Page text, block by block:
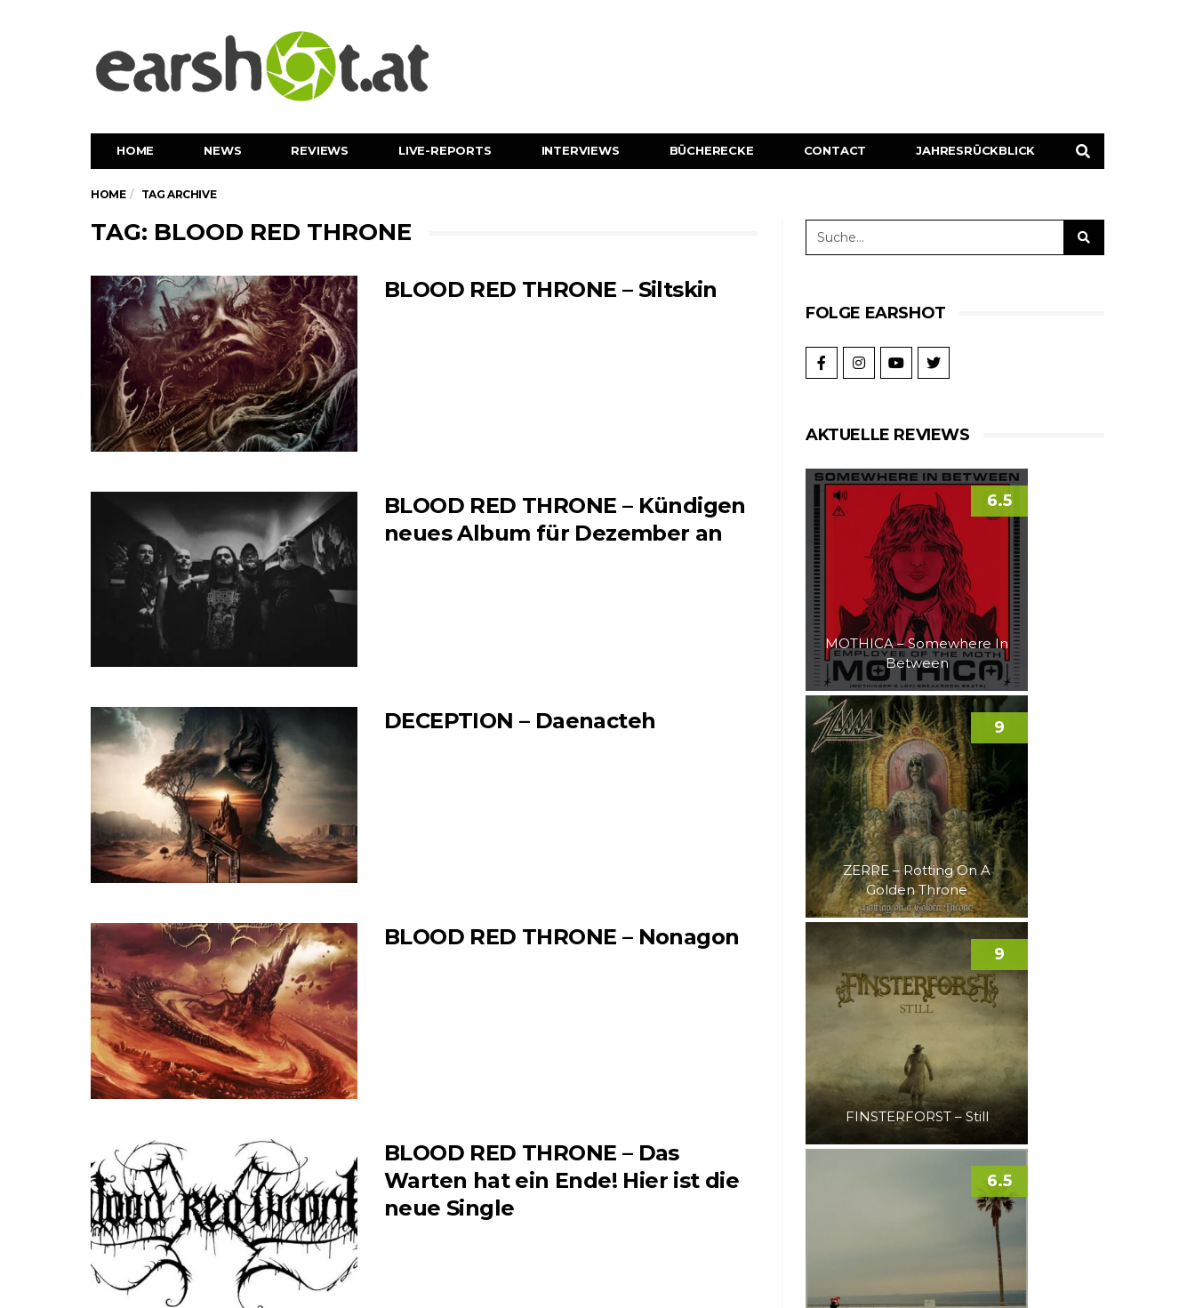
HOME NEWS REVIEWS LIVE-REPORTS INTERVIEWS BÜCHERECKE CONTACT JAHRESRÜCKBLICK
HOME TAG ARCHIVE
TAG: BLOOD RED THRONE
BLOOD RED THRONE – Siltskin
BLOOD RED THRONE – Kündigen
neues Album für Dezember an
DECEPTION – Daenacteh
BLOOD RED THRONE – Nonagon
BLOOD RED THRONE – Das
Warten hat ein Ende! Hier ist die
neue Single
FOLGE EARSHOT
AKTUELLE REVIEWS
MOTHICA – Somewhere In
Between
6.5
ZERRE – Rotting On A
Golden Throne
9
FINSTERFORST – Still
9
6.5